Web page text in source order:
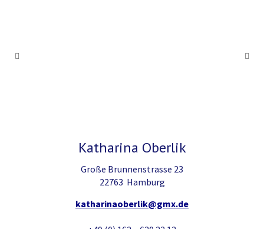
Katharina Oberlik
Große Brunnenstrasse 23
22763 Hamburg
katharinaoberlik@gmx.de